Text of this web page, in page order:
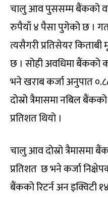
चालु आव पुससम्म बैंकको
रुपैयाँ ४ पैसा पुगेको छ ।
त्यसैगरी प्रतिसेयर
छ । सोही अवधिमा बैंकको
भने खराब कर्जा अनुपात
दोस्रो त्रैमासमा नबिल
प्रतिशत थियो ।
चालु आव दोस्रो त्रैमासमा
प्रतिशत छ भने कर्जा
बैंकको रिटर्न अन इक्विटी